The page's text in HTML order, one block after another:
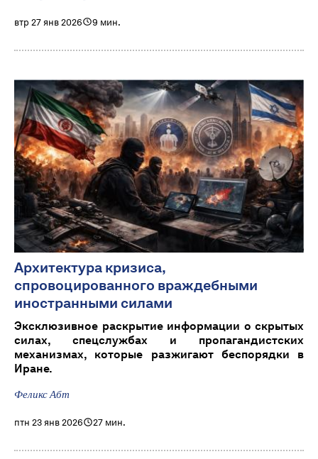
втр 27 янв 2026 9 мин.
Архитектура кризиса,
спровоцированного враждебными
иностранными силами
Эксклюзивное раскрытие информации о скрытых
силах, спецслужбах и пропагандистских
механизмах, которые разжигают беспорядки в
Иране.
Феликс Абт
птн 23 янв 2026 27 мин.